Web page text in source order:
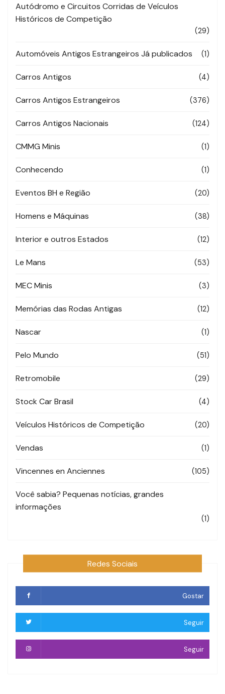
Autódromo e Circuitos Corridas de Veículos
Históricos de Competição
(29)
Automóveis Antigos Estrangeiros Já publicados (1)
Carros Antigos (4)
Carros Antigos Estrangeiros (376)
Carros Antigos Nacionais (124)
CMMG Minis (1)
Conhecendo (1)
Eventos BH e Região (20)
Homens e Máquinas (38)
Interior e outros Estados (12)
Le Mans (53)
MEC Minis (3)
Memórias das Rodas Antigas (12)
Nascar (1)
Pelo Mundo (51)
Retromobile (29)
Stock Car Brasil (4)
Veículos Históricos de Competição (20)
Vendas (1)
Vincennes en Anciennes (105)
Você sabia? Pequenas notícias, grandes
informações
(1)
Redes Sociais
Gostar
Seguir
Seguir